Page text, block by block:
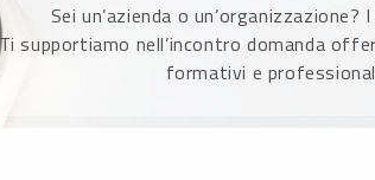
Sei un’azienda o
Ti supportiamo nell’incontro domanda
formativi e